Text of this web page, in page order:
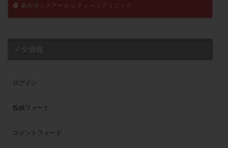
麻布モンテアール レディースクリニック
ログイン
投稿フィード
コメントフィード